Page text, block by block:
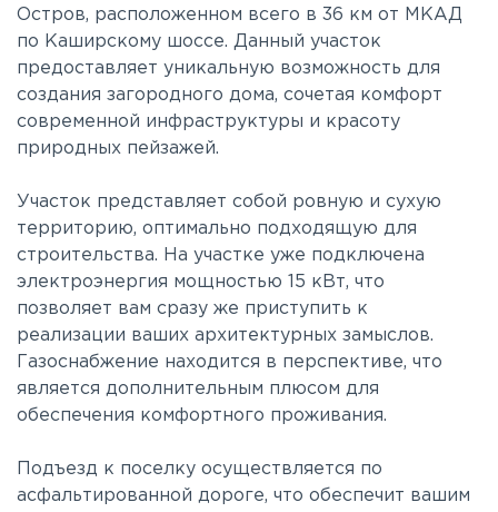
Остров, расположенном всего в 36 км от МКАД
по Каширскому шоссе. Данный участок
предоставляет уникальную возможность для
создания загородного дома, сочетая комфорт
современной инфраструктуры и красоту
природных пейзажей.
Участок представляет собой ровную и сухую
территорию, оптимально подходящую для
строительства. На участке уже подключена
электроэнергия мощностью 15 кВт, что
позволяет вам сразу же приступить к
реализации ваших архитектурных замыслов.
Газоснабжение находится в перспективе, что
является дополнительным плюсом для
обеспечения комфортного проживания.
Подъезд к поселку осуществляется по
асфальтированной дороге, что обеспечит вашим